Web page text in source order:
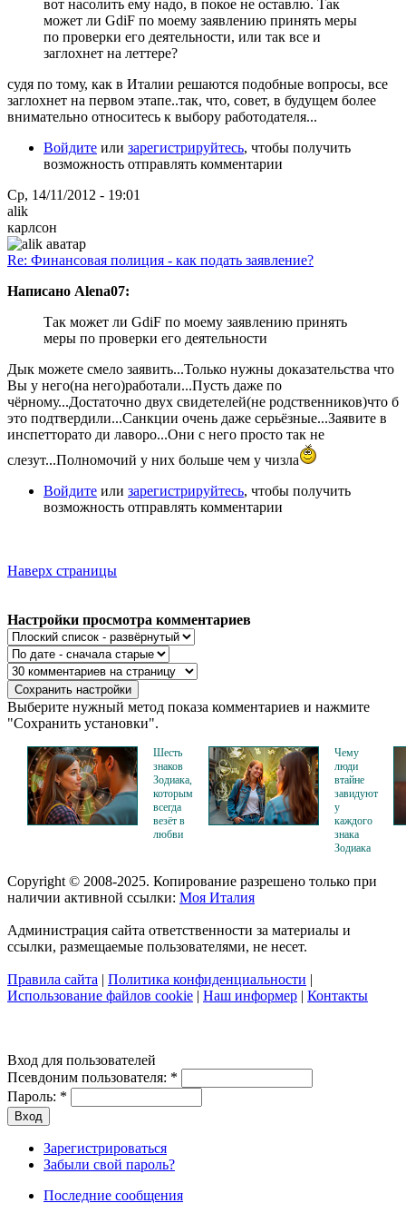
вот насолить ему надо, в покое не оставлю. Так
может ли GdiF по моему заявлению принять меры
по проверки его деятельности, или так все и
заглохнет на леттере?
судя по тому, как в Италии решаются подобные вопросы, все
заглохнет на первом этапе..так, что, совет, в будущем более
внимательно относитесь к выбору работодателя...
Войдите или зарегистрируйтесь, чтобы получить
возможность отправлять комментарии
Ср, 14/11/2012 - 19:01
alik
карлсон
Re: Финансовая полиция - как подать заявление?
Написано Alena07:
Так может ли GdiF по моему заявлению принять
меры по проверки его деятельности
Дык можете смело заявить...Только нужны доказательства что
Вы у него(на него)работали...Пусть даже по
чёрному...Достаточно двух свидетелей(не родственников)что б
это подтвердили...Санкции очень даже серьёзные...Заявите в
инспетторато ди лаворо...Они с него просто так не
слезут...Полномочий у них больше чем у чизла
Войдите или зарегистрируйтесь, чтобы получить
возможность отправлять комментарии
Наверх страницы
Настройки просмотра комментариев
Выберите нужный метод показа комментариев и нажмите
"Сохранить установки".
Шесть
знаков
Зодиака,
которым
всегда
везёт в
любви
Чему
люди
втайне
завидуют
у
каждого
знака
Зодиака
Copyright © 2008-2025. Копирование разрешено только при
наличии активной ссылки: Моя Италия
Администрация сайта ответственности за материалы и
ссылки, размещаемые пользователями, не несет.
Правила сайта | Политика конфиденциальности |
Использование файлов cookie | Наш информер | Контакты
Вход для пользователей
Псевдоним пользователя: *
Пароль: *
Зарегистрироваться
Забыли свой пароль?
Последние сообщения